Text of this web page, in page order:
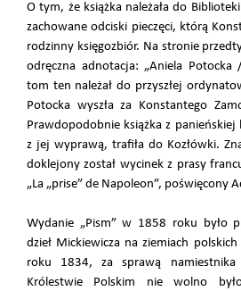
O tym, że książka należała do
zachowane odciski pieczęci, którą
rodzinny księgozbiór. Na stronie
odręczna adnotacja: „Aniela Potocka
tom ten należał do przyszłej
Potocka wyszła za Konstantego
Prawdopodobnie książka z panieńskiej
z jej wyprawą, trafiła do Kozłówki.
doklejony został wycinek z prasy
„La „prise” de Napoleon”, poświęcony
Wydanie „Pism” w 1858 roku było
dzieł Mickiewicza na ziemiach
roku 1834, za sprawą namiestnika
Królestwie Polskim nie wolno